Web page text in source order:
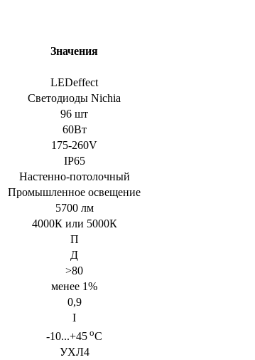
Значения
LEDeffect
Светодиоды Nichia
96 шт
60Вт
175-260V
IP65
Настенно-потолочный
Промышленное освещение
5700 лм
4000К или 5000К
П
Д
>80
менее 1%
0,9
I
-10...+45 оС
УХЛ4